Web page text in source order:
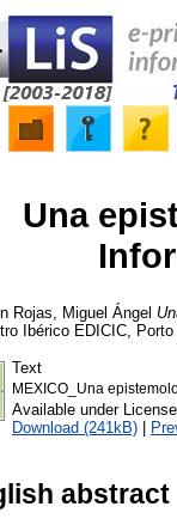
Una
Rojas, Miguel Ángel
Ibérico EDICIC,
Text
MEXICO_Una
Available under License
Download (241kB) |
abstract